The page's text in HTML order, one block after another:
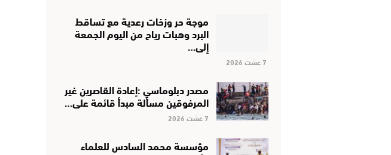
موجة حر وزخات رعدية مع تساقط
البرد وهبات رياح من اليوم الجمعة
إلى…
7 غشت 2026
مصدر دبلوماسي :إعادة القاصرين غير
المرفوقين مسألة مبدأ قائمة على…
7 غشت 2026
مؤسسة محمد السادس للعلماء